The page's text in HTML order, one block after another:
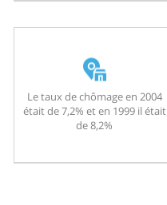
Le taux de chômage en 2004
était de 7,2% et en 1999 il était
de 8,2%